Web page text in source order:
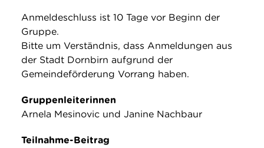
Anmeldeschluss ist 10 Tage vor Beginn der
Gruppe.
Bitte um Verständnis, dass Anmeldungen aus
der Stadt Dornbirn aufgrund der
Gemeindeförderung Vorrang haben.
Gruppenleiterinnen
Arnela Mesinovic und Janine Nachbaur
Teilnahme-Beitrag